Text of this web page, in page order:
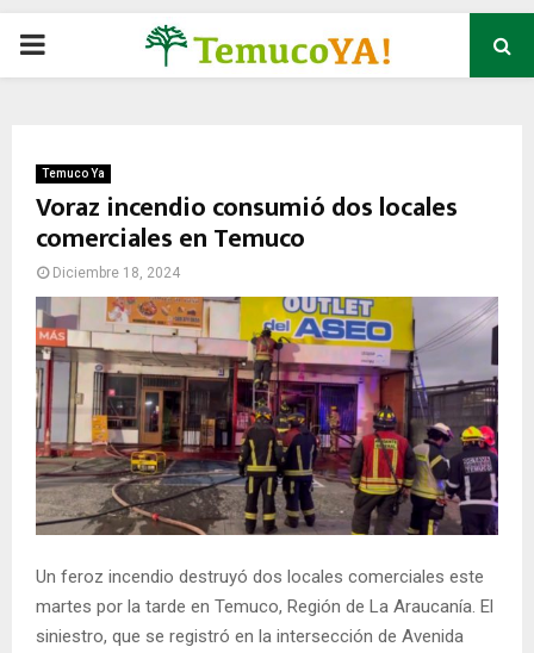
P
M
A
R
Y
M
N
Temuco Ya
Voraz incendio consumió dos locales
comerciales en Temuco
Diciembre 18, 2024
Un feroz incendio destruyó dos locales comerciales este
martes por la tarde en Temuco, Región de La Araucanía. El
siniestro, que se registró en la intersección de Avenida